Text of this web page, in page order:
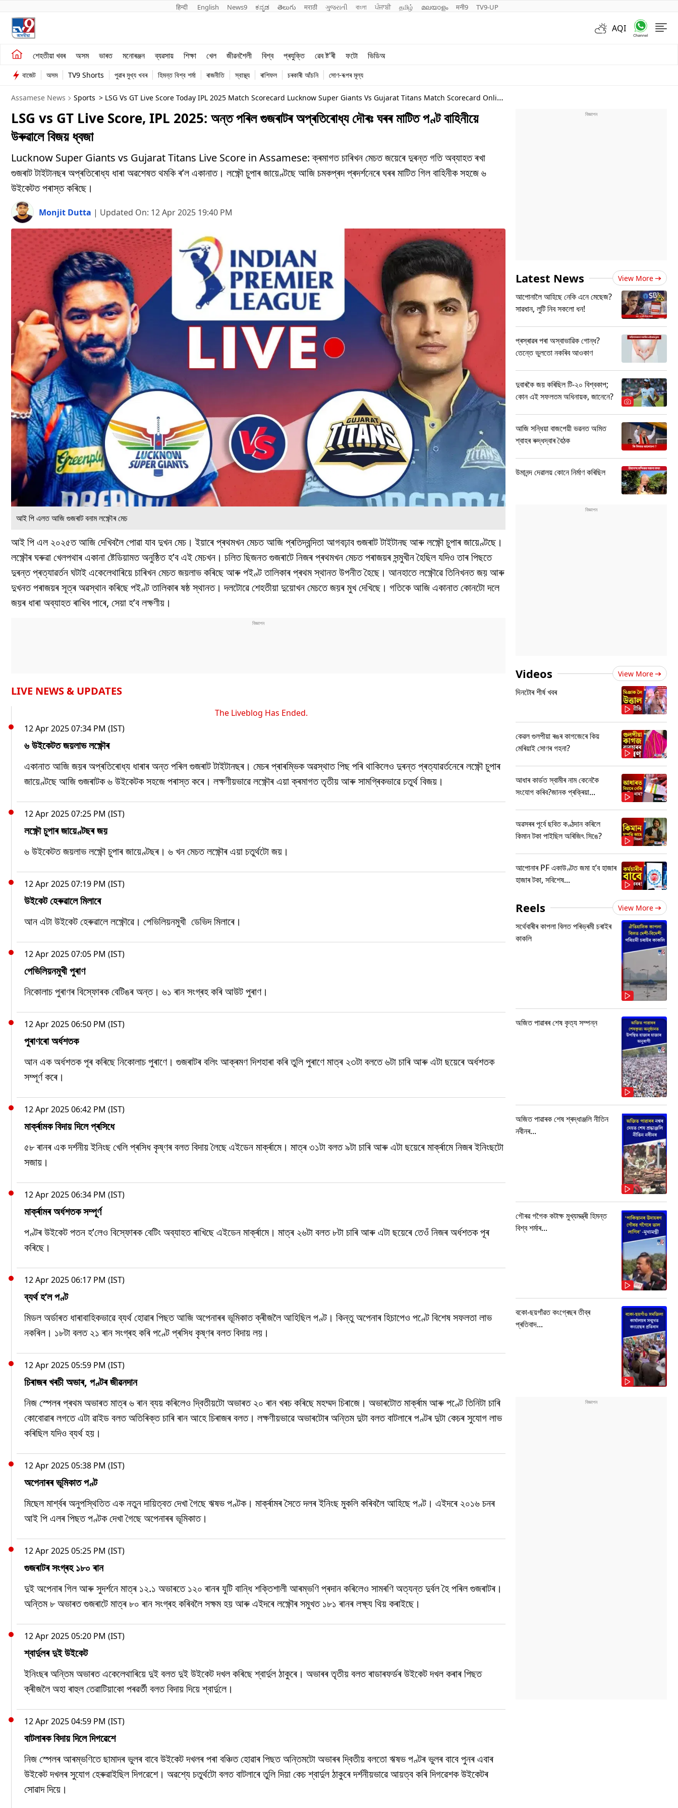
हिन्दी English News9 ಕನ್ನಡ తెలుగు मराठी ગુજરાતી বাংলা ਪੰਜਾਬੀ தமிழ் മലയാളം मनी9 TV9-UP
AQI
শেহতীয়া খবৰ অসম ভাৰত মনোৰঞ্জন ব্যৱসায় শিক্ষা খেল জীৱনশৈলী বিশ্ব প্ৰযুক্তি ৱেব ষ্ট'ৰী ফটো ভিডিঅ
শেহতীয়া খবৰ
অসম
ভাৰত
ব্যৱসায়
খেল
জীৱনশৈলী
বাজেট অসম TV9 Shorts পুৱাৰ মুখ্য খবৰ হিমন্ত বিশ্ব শৰ্মা ৰাজনীতি স্বাস্থ্য ৰাশিফল চৰকাৰী আঁচনি সোণ-ৰূপৰ মূল্য
Assamese News Sports > LSG Vs GT Live Score Today IPL 2025 Match Scorecard Lucknow Super Giants Vs Gujarat Titans Match Scorecard Online
At Ekana Cricket Stadium, Lucknow In Assamese
LSG vs GT Live Score, IPL 2025: অন্ত পৰিল গুজৰাটৰ অপ্ৰতিৰোধ্য দৌৰঃ ঘৰৰ মাটিত পণ্ট বাহিনীয়ে
উৰুৱালে বিজয় ধ্বজা
Lucknow Super Giants vs Gujarat Titans Live Score in Assamese: ক্ৰমাগত চাৰিখন মেচত জয়েৰে দুৰন্ত গতি অব্যাহত ৰখা
গুজৰাট টাইটানছৰ অপ্ৰতিৰোধ্য ধাৰা অৱশেষত থমকি ৰ’ল একানাত। লক্ষ্ণৌ চুপাৰ জায়েণ্টছে আজি চমকপ্ৰদ প্ৰদৰ্শনেৰে ঘৰৰ মাটিত গিল বাহিনীক সহজে ৬
উইকেটত পৰাস্ত কৰিছে।
Monjit Dutta | Updated On: 12 Apr 2025 19:40 PM
আই পি এলত আজি গুজৰাট বনাম লক্ষ্ণৌৰ মেচ
আই পি এল ২০২৫ত আজি দেখিবলৈ পোৱা যাব দুখন মেচ। ইয়াৰে প্ৰথমখন মেচত আজি প্ৰতিদ্বন্দিতা আগবঢ়াব গুজৰাট টাইটানছ আৰু লক্ষ্ণৌ চুপাৰ জায়েণ্টছে।
লক্ষ্ণৌৰ ঘৰুৱা খেলপথাৰ একানা ষ্টেডিয়ামত অনুষ্ঠিত হ’ব এই মেচখন। চলিত ছিজনত গুজৰাটে নিজৰ প্ৰথমখন মেচত পৰাজয়ৰ সন্মুখীন হৈছিল যদিও তাৰ পিছতে
দুৰন্ত প্ৰত্যাৱৰ্তন ঘটাই একেলেথাৰিয়ে চাৰিখন মেচত জয়লাভ কৰিছে আৰু পইণ্ট তালিকাৰ প্ৰথম স্থানত উপনীত হৈছে। আনহাতে লক্ষ্ণৌৱে তিনিখনত জয় আৰু
দুখনত পৰাজয়ৰ সূত্ৰ অৱস্থান কৰিছে পইণ্ট তালিকাৰ ষষ্ঠ স্থানত। দলটোৱে শেহতীয়া দুয়োখন মেচতে জয়ৰ মুখ দেখিছে। গতিকে আজি একানাত কোনটো দলে
জয়ৰ ধাৰা অব্যাহত ৰাখিব পাৰে, সেয়া হ’ব লক্ষণীয়।
LIVE NEWS & UPDATES
The Liveblog Has Ended.
12 Apr 2025 07:34 PM (IST)
৬ উইকেটত জয়লাভ লক্ষ্ণৌৰ
একানাত আজি জয়ৰ অপ্ৰতিৰোধ্য ধাৰাৰ অন্ত পৰিল গুজৰাট টাইটানছৰ। মেচৰ প্ৰাৰম্ভিক অৱস্থাত পিছ পৰি থাকিলেও দুৰন্ত প্ৰত্যাৱৰ্তনেৰে লক্ষ্ণৌ চুপাৰ
জায়েণ্টছে আজি গুজৰাটক ৬ উইকেটক সহজে পৰাস্ত কৰে। লক্ষণীয়ভাৱে লক্ষ্ণৌৰ এয়া ক্ৰমাগত তৃতীয় আৰু সামগ্ৰিকভাৱে চতুৰ্থ বিজয়।
12 Apr 2025 07:25 PM (IST)
লক্ষ্ণৌ চুপাৰ জায়েণ্টছৰ জয়
৬ উইকেটত জয়লাভ লক্ষ্ণৌ চুপাৰ জায়েণ্টছৰ। ৬ খন মেচত লক্ষ্ণৌৰ এয়া চতুৰ্থটো জয়।
12 Apr 2025 07:19 PM (IST)
উইকেট হেৰুৱালে মিলাৰে
আন এটা উইকেট হেৰুৱালে লক্ষ্ণৌৱে। পেভিলিয়নমুখী ডেভিদ মিলাৰে।
12 Apr 2025 07:05 PM (IST)
পেভিলিয়নমুখী পুৰাণ
নিকোলাচ পুৰাণৰ বিস্ফোৰক বেটিঙৰ অন্ত। ৬১ ৰান সংগ্ৰহ কৰি আউট পুৰাণ।
12 Apr 2025 06:50 PM (IST)
পুৰাণৰো অৰ্ধশতক
আন এক অৰ্ধশতক পূৰ কৰিছে নিকোলাচ পুৰাণে। গুজৰাটৰ বলিং আক্ৰমণ দিশহাৰা কৰি তুলি পুৰাণে মাত্ৰ ২৩টা বলতে ৬টা চাৰি আৰু এটা ছয়েৰে অৰ্ধশতক
সম্পূৰ্ণ কৰে।
12 Apr 2025 06:42 PM (IST)
মাৰ্ক্ৰামক বিদায় দিলে প্ৰসিধে
৫৮ ৰানৰ এক দৰ্শনীয় ইনিংছ খেলি প্ৰসিধ কৃষ্ণৰ বলত বিদায় লৈছে এইডেন মাৰ্ক্ৰামে। মাত্ৰ ৩১টা বলত ৯টা চাৰি আৰু এটা ছয়েৰে মাৰ্ক্ৰামে নিজৰ ইনিংছটো
সজায়।
12 Apr 2025 06:34 PM (IST)
মাৰ্ক্ৰামৰ অৰ্ধশতক সম্পূৰ্ণ
পণ্টৰ উইকেট পতন হ’লেও বিস্ফোৰক বেটিং অব্যাহত ৰাখিছে এইডেন মাৰ্ক্ৰামে। মাত্ৰ ২৬টা বলত ৮টা চাৰি আৰু এটা ছয়েৰে তেওঁ নিজৰ অৰ্ধশতক পূৰ
কৰিছে।
12 Apr 2025 06:17 PM (IST)
ব্যৰ্থ হ’ল পণ্ট
মিডল অৰ্ডাৰত ধাৰাবাহিকভাৱে ব্যৰ্থ হোৱাৰ পিছত আজি অপেনাৰৰ ভূমিকাত ক্ৰীজলৈ আহিছিল পণ্ট। কিন্তু অপেনাৰ হিচাপেও পণ্টে বিশেষ সফলতা লাভ
নকৰিল। ১৮টা বলত ২১ ৰান সংগ্ৰহ কৰি পণ্টে প্ৰসিধ কৃষ্ণৰ বলত বিদায় লয়।
12 Apr 2025 05:59 PM (IST)
চিৰাজৰ খৰচী অভাৰ, পণ্টৰ জীৱনদান
নিজ স্পেলৰ প্ৰথম অভাৰত মাত্ৰ ৬ ৰান ব্যয় কৰিলেও দ্বিতীয়টো অভাৰত ২০ ৰান খৰচ কৰিছে মহম্মদ চিৰাজে। অভাৰটোত মাৰ্ক্ৰাম আৰু পণ্টে তিনিটা চাৰি
কোবোৱাৰ লগতে এটা ৱাইড বলত অতিৰিক্ত চাৰি ৰান আহে চিৰাজৰ বলত। লক্ষণীয়ভাৱে অভাৰটোৰ অন্তিম দুটা বলত বাটলাৰে পণ্টৰ দুটা কেচৰ সুযোগ লাভ
কৰিছিল যদিও ব্যৰ্থ হয়।
12 Apr 2025 05:38 PM (IST)
অপেনাৰৰ ভূমিকাত পণ্ট
মিছেল মাৰ্শ্বৰ অনুপস্থিতিত এক নতুন দায়িত্বত দেখা গৈছে ঋষভ পণ্টক। মাৰ্ক্ৰামৰ সৈতে দলৰ ইনিংছ মুকলি কৰিবলৈ আহিছে পণ্ট। এইদৰে ২০১৬ চনৰ
আই পি এলৰ পিছত পণ্টক দেখা গৈছে অপেনাৰৰ ভূমিকাত।
12 Apr 2025 05:25 PM (IST)
গুজৰাটৰ সংগ্ৰহ ১৮০ ৰান
দুই অপেনাৰ গিল আৰু সুদৰ্শনে মাত্ৰ ১২.১ অভাৰতে ১২০ ৰানৰ যুটি বান্ধি শক্তিশালী আৰম্ভণি প্ৰদান কৰিলেও সামৰণি অত্যন্ত দুৰ্বল হৈ পৰিল গুজৰাটৰ।
অন্তিম ৮ অভাৰত গুজৰাটে মাত্ৰ ৮০ ৰান সংগ্ৰহ কৰিবলৈ সক্ষম হয় আৰু এইদৰে লক্ষ্ণৌৰ সমুখত ১৮১ ৰানৰ লক্ষ্য থিয় কৰাইছে।
12 Apr 2025 05:20 PM (IST)
শ্বাৰ্দুলৰ দুই উইকেট
ইনিংছৰ অন্তিম অভাৰত একেলেথাৰিয়ে দুই বলত দুই উইকেট দখল কৰিছে শ্বাৰ্দুল ঠাকুৰে। অভাৰৰ তৃতীয় বলত ৰাডাৰফৰ্ডৰ উইকেট দখল কৰাৰ পিছত
ক্ৰীজলৈ অহা ৰাহুল তেৱাটিয়াকো পৰৱৰ্তী বলত বিদায় দিয়ে শ্বাৰ্দুলে।
12 Apr 2025 04:59 PM (IST)
বাটলাৰক বিদায় দিলে দিগৱেশে
নিজ স্পেলৰ আৰম্ভণিতে ছামাদৰ ভুলৰ বাবে উইকেট দখলৰ পৰা বঞ্চিত হোৱাৰ পিছত অন্তিমটো অভাৰৰ দ্বিতীয় বলতো ঋষভ পণ্টৰ ভুলৰ বাবে পুনৰ এবাৰ
উইকেট দখলৰ সুযোগ হেৰুৱাইছিল দিগৱেশে। অৱশ্যে চতুৰ্থটো বলত বাটলাৰে তুলি দিয়া কেচ শ্বাৰ্দুল ঠাকুৰে দৰ্শনীয়ভাৱে আয়ত্ব কৰি দিগৱেশক উইকেটৰ
সোৱাদ দিয়ে।
Latest News View More
আপোনালৈ আহিছে নেকি এনে মেছেজ?
সাৱধান, লুটি নিব সকলো ধন!
প্ৰস্ৰাৱৰ পৰা অস্বাভাৱিক গোন্ধ?
তেন্তে ভুলতো নকৰিব আওকাণ
দুবাৰকৈ জয় কৰিছিল টি-২০ বিশ্বকাপ;
কোন এই সফলতম অধিনায়ক, জানেনে?
আজি সন্ধিয়া বাজপেয়ী ভৱনত অমিত
শ্বাহৰ ৰুদ্ধদ্বাৰ বৈঠক
উমানন্দ দেৱালয় কোনে নিৰ্মাণ কৰিছিল
Videos View More
দিনটোৰ শীৰ্ষ খবৰ
কেৱল গুলপীয়া ৰঙৰ কাগজেৰে কিয়
মেৰিয়াই সোণৰ গহনা?
আধাৰ কাৰ্ডত স্বামীৰ নাম কেনেকৈ
সংযোগ কৰিব?জানক প্ৰক্ৰিয়া...
অৱসৰৰ পূৰ্বে ছবিত কণ্ঠদান কৰিলে
কিমান টকা পাইছিল অৰিজিৎ সিঙে?
আপোনাৰ PF একাউণ্টত জমা হ’ব হাজাৰ
হাজাৰ টকা, সবিশেষ...
Reels View More
সৰ্থেবাৰীৰ কাপলা বিলত পৰিভ্ৰমী চৰাইৰ
কাকলি
অজিত পাৱাৰৰ শেষ কৃত্য সম্পন্ন
অজিত পাৱাৰক শেষ শ্ৰদ্ধাঞ্জলি নীতিন
নবীনৰ...
গৌৰৱ গগৈক কটাক্ষ মুখ্যমন্ত্ৰী হিমন্ত
বিশ্ব শৰ্মাৰ...
বকো-ছয়গাঁৱত কংগ্ৰেছৰ তীব্ৰ
প্ৰতিবাদ...